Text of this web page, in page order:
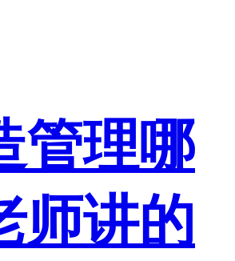
管理哪
师讲的